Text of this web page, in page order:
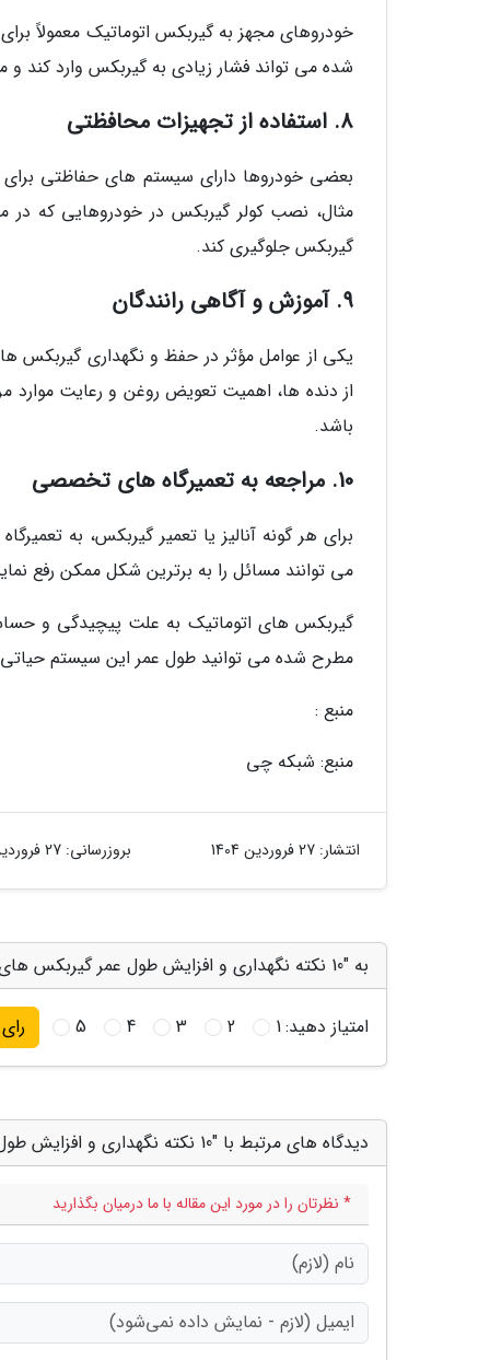
خودروهای مجهز به گیربکس اتوماتیک معمولاً
شده می تواند فشار زیادی به گیربکس وارد
8. استفاده از تجهیزات محافظتی
بعضی خودروها دارای سیستم های حفاظتی
مثال، نصب کولر گیربکس در خودروهایی که در
گیربکس جلوگیری کند.
9. آموزش و آگاهی رانندگان
یکی از عوامل مؤثر در حفظ و نگهداری گیربکس
از دنده ها، اهمیت تعویض روغن و رعایت موارد
باشد.
10. مراجعه به تعمیرگاه های تخصصی
برای هر گونه آنالیز یا تعمیر گیربکس، به
می توانند مسائل را به برترین شکل ممکن رفع
گیربکس های اتوماتیک به علت پیچیدگی و
مطرح شده می توانید طول عمر این سیستم حیاتی
منبع :
منبع: شبکه چی
انتشار: 27 فروردین 1404 بروزرسانی: 27 فروردین 1404
به "10 نکته نگهداری و افزایش طول عمر گیربکس های اتوماتیک" امتیاز دهید
امتیاز دهید:1
2
3
4
5 رای
دیدگاه های مرتبط با "10 نکته نگهداری و افزایش طول عمر گیربکس های اتوماتیک"
* نظرتان را در مورد این مقاله با ما درمیان بگذارید